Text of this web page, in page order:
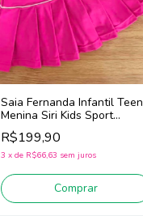
Saia Fernanda Infantil Teen
Menina Siri Kids Sport
Badminton 44786 (Rosa)
R$199,90
3 x de R$66,63 sem juros
Comprar